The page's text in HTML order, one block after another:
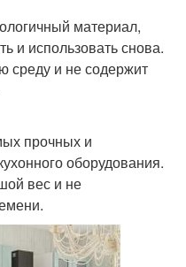
материал,
и использовать снова.
среду и не содержит
прочных и
оборудования.
вес и не